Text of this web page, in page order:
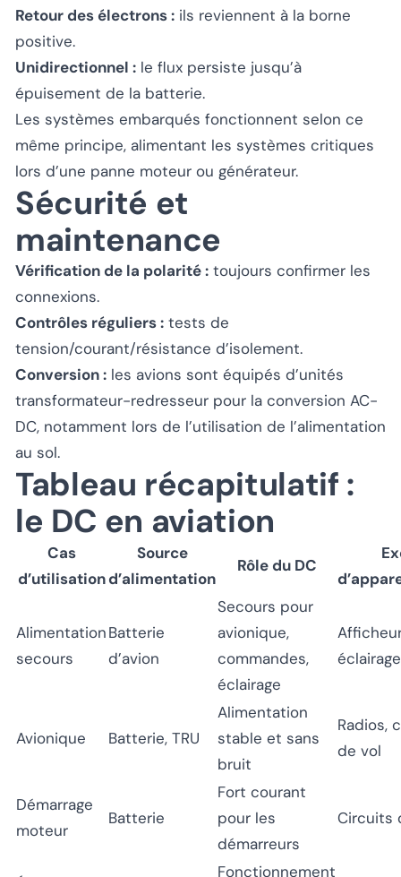
Retour des électrons : ils reviennent à la borne
positive.
Unidirectionnel : le flux persiste jusqu’à
épuisement de la batterie.
Les systèmes embarqués fonctionnent selon ce
même principe, alimentant les systèmes critiques
lors d’une panne moteur ou générateur.
Sécurité et
maintenance
Vérification de la polarité : toujours confirmer les
connexions.
Contrôles réguliers : tests de
tension/courant/résistance d’isolement.
Conversion : les avions sont équipés d’unités
transformateur-redresseur pour la conversion AC-
DC, notamment lors de l’utilisation de l’alimentation
au sol.
Tableau récapitulatif :
le DC en aviation
Cas
d’utilisation
Source
d’alimentation
Rôle du DC
Alimentation
secours
Batterie
d’avion
Secours pour
avionique,
commandes,
éclairage
Avionique Batterie, TRU
Alimentation
stable et sans
bruit
Radios,
de vol
Démarrage
moteur
Batterie
Fort courant
pour les
démarreurs
Circuits
Fonctionnement